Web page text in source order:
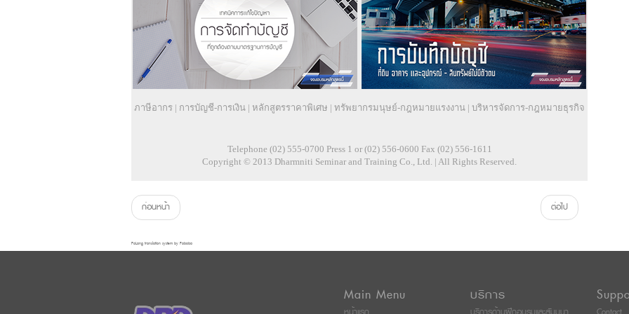
ภาษีอากร | การบัญชี-การเงิน | หลักสูตรราคาพิเศษ | ทรัพยากรมนุษย์-กฎหมายแรงงาน | บริหารจัดการ-กฎหมายธุรกิจ
Telephone (02) 555-0700 Press 1 or (02) 556-0600 Fax (02) 556-1611
Copyright © 2013 Dharmniti Seminar and Training Co., Ltd. | All Rights Reserved.
ก่อนหน้า ต่อไป
FaLang translation system by Faboba
Main Menu บริการ